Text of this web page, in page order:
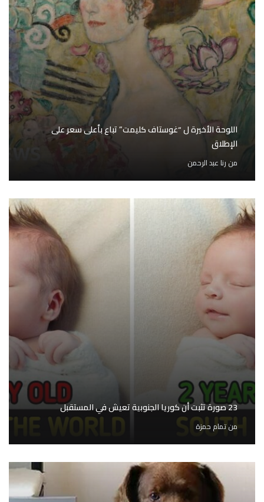
اللوحة الأخيرة ل “غوستاف كليمت” تباع بأعلى سعر على
الإطلاق
من رنا عبد الرحمن
23 صورة تثبت أن كوريا الجنوبية تعيش في المستقبل
منتمام حمزة